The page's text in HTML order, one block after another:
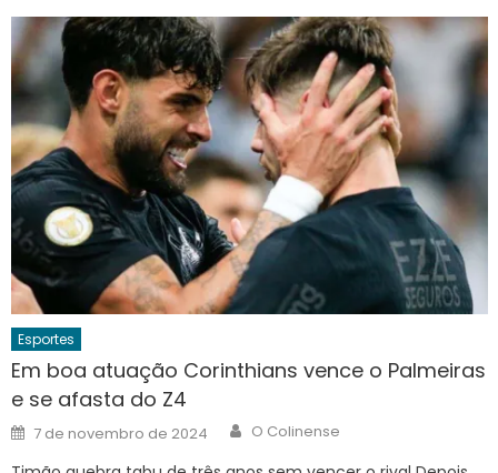
Esportes
Em boa atuação Corinthians vence o Palmeiras
e se afasta do Z4
Posted
on
7 de novembro de 2024 Author
O Colinense